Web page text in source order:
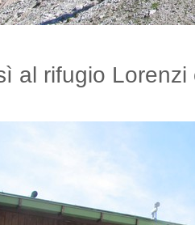
al rifugio